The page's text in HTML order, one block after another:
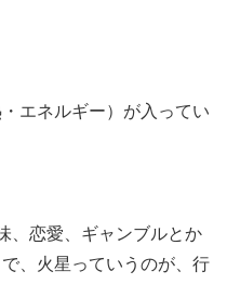
エネルギー）が入ってい
、恋愛、ギャンブルとか
、火星っていうのが、行